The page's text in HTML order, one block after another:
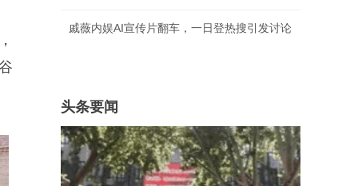
戚薇内娱AI宣传片翻车，一日登热搜引发讨论
头条要闻